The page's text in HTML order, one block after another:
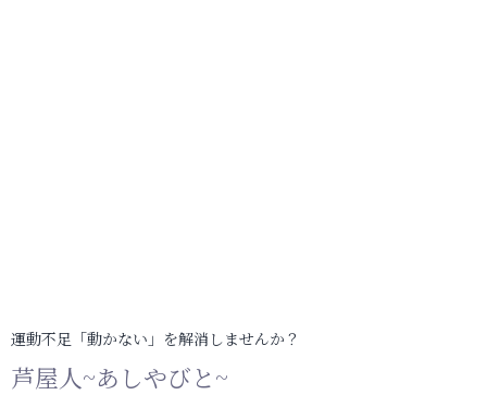
運動不足「動かない」を解消しませんか？
芦屋人~あしやびと~